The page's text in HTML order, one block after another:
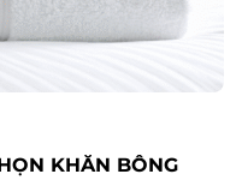
KHĂN BÔNG